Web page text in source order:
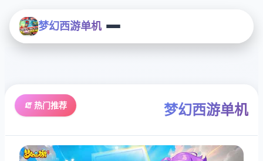
梦幻西游单机
🧯 热门推荐 梦幻西游单机